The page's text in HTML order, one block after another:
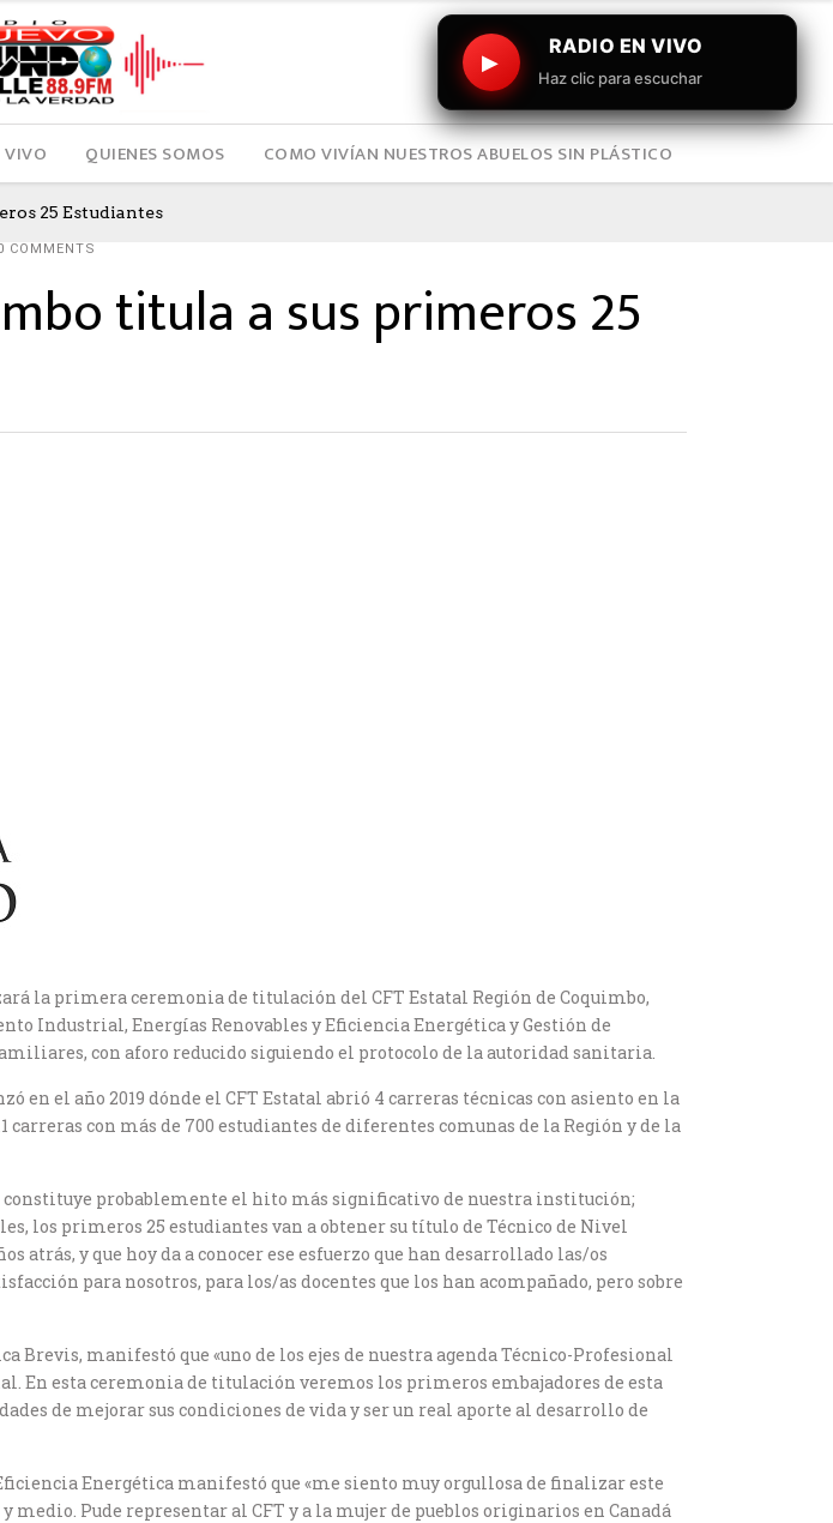
▶
RADIO EN VIVO
Haz clic para escuchar
VIVO QUIENES SOMOS COMO VIVÍAN NUESTROS ABUELOS SIN PLÁSTICO
25 Estudiantes
COMMENTS
titula a sus primeros 25
la primera ceremonia de titulación del CFT Estatal Región de Coquimbo,
Industrial, Energías Renovables y Eficiencia Energética y Gestión de
con aforo reducido siguiendo el protocolo de la autoridad sanitaria.
en el año 2019 dónde el CFT Estatal abrió 4 carreras técnicas con asiento en la
carreras con más de 700 estudiantes de diferentes comunas de la Región y de la
constituye probablemente el hito más significativo de nuestra institución;
los primeros 25 estudiantes van a obtener su título de Técnico de Nivel
atrás, y que hoy da a conocer ese esfuerzo que han desarrollado las/os
para nosotros, para los/as docentes que los han acompañado, pero sobre
Brevis, manifestó que «uno de los ejes de nuestra agenda Técnico-Profesional
En esta ceremonia de titulación veremos los primeros embajadores de esta
de mejorar sus condiciones de vida y ser un real aporte al desarrollo de
Energética manifestó que «me siento muy orgullosa de finalizar este
Pude representar al CFT y a la mujer de pueblos originarios en Canadá